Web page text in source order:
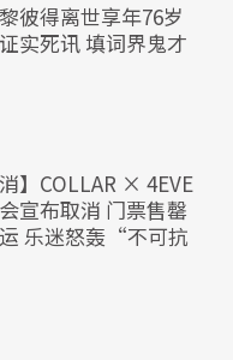
彼得离世享年76岁
实死讯 填词界鬼才
消】COLLAR × 4EVE
宣布取消 门票售罄
乐迷怒轰“不可抗